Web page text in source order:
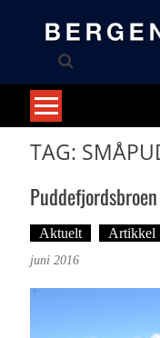
TAG:
Aktuelt Artikkel
juni 2016